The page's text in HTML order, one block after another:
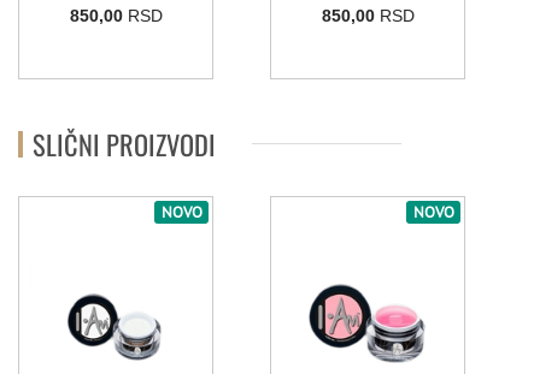
850,00RSD 850,00RSD
SLIČNI PROIZVODI
NOVO NOVO